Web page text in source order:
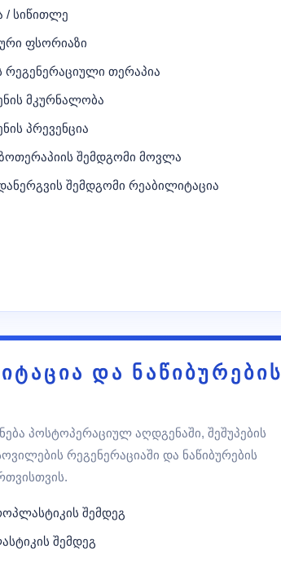
/ სიწითლე
ფსორიაზი
რეგენერაციული თერაპია
მკურნალობა
პრევენცია
შემდგომი მოვლა
შემდგომი რეაბილიტაცია
და ნაწიბურების
პოსტოპერაციულ აღდგენაში, შეშუპების
რეგენერაციაში და ნაწიბურების
შემდეგ
შემდეგ